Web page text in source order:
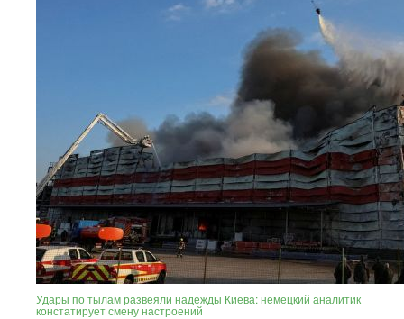
Удары по тылам развеяли надежды Киева: немецкий аналитик
констатирует смену настроений